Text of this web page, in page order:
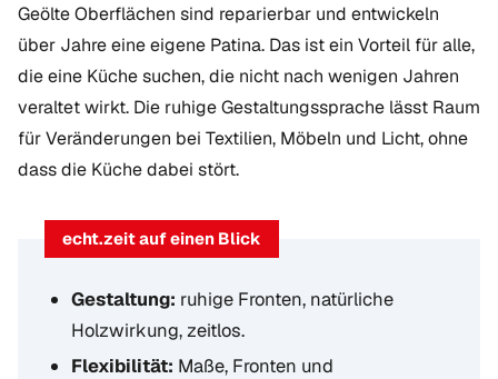
Geölte Oberflächen sind reparierbar und entwickeln
über Jahre eine eigene Patina. Das ist ein Vorteil für alle,
die eine Küche suchen, die nicht nach wenigen Jahren
veraltet wirkt. Die ruhige Gestaltungssprache lässt Raum
für Veränderungen bei Textilien, Möbeln und Licht, ohne
dass die Küche dabei stört.
echt.zeit auf einen Blick
Gestaltung: ruhige Fronten, natürliche
Holzwirkung, zeitlos.
Flexibilität: Maße, Fronten und